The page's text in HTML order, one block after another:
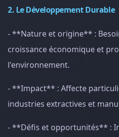
2. Le Développement Durable
- **Nature et origine** :
croissance économique et
l'environnement.
- **Impact** : Affecte
industries extractives et
- **Défis et opportunités** :